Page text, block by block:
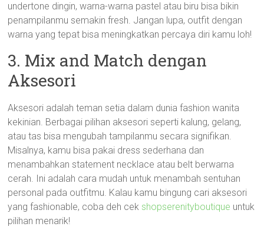
undertone dingin, warna-warna pastel atau biru bisa bikin
penampilanmu semakin fresh. Jangan lupa, outfit dengan
warna yang tepat bisa meningkatkan percaya diri kamu loh!
3. Mix and Match dengan
Aksesori
Aksesori adalah teman setia dalam dunia fashion wanita
kekinian. Berbagai pilihan aksesori seperti kalung, gelang,
atau tas bisa mengubah tampilanmu secara signifikan.
Misalnya, kamu bisa pakai dress sederhana dan
menambahkan statement necklace atau belt berwarna
cerah. Ini adalah cara mudah untuk menambah sentuhan
personal pada outfitmu. Kalau kamu bingung cari aksesori
yang fashionable, coba deh cek shopserenityboutique untuk
pilihan menarik!